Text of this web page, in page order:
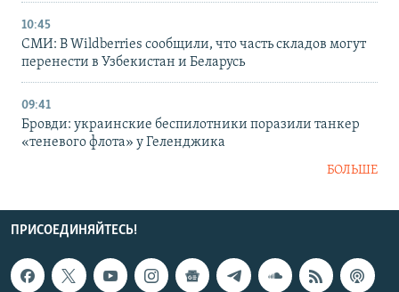
10:45
СМИ: В Wildberries сообщили, что часть складов могут
перенести в Узбекистан и Беларусь
09:41
Бровди: украинские беспилотники поразили танкер
«теневого флота» у Геленджика
БОЛЬШЕ
ПРИСОЕДИНЯЙТЕСЬ!